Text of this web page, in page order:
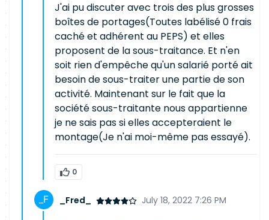
J'ai pu discuter avec trois des plus grosses
boîtes de portages(Toutes labélisé 0 frais
caché et adhérent au PEPS) et elles
proposent de la sous-traitance. Et n'en
soit rien d'empêche qu'un salarié porté ait
besoin de sous-traiter une partie de son
activité. Maintenant sur le fait que la
société sous-traitante nous appartienne
je ne sais pas si elles accepteraient le
montage(Je n'ai moi-même pas essayé).
0
_Fred_ July 18, 2022 7:26 PM